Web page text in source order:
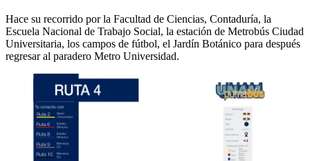
Hace su recorrido por la Facultad de Ciencias, Contaduría, la
Escuela Nacional de Trabajo Social, la estación de Metrobús Ciudad
Universitaria, los campos de fútbol, el Jardín Botánico para después
regresar al paradero Metro Universidad.